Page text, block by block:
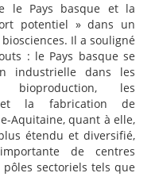
le Pays basque et la
potentiel » dans un
Il a souligné
: le Pays basque se
industrielle dans les
les
et la fabrication de
Aquitaine, quant à elle,
étendu et diversifié,
de centres
sectoriels tels que